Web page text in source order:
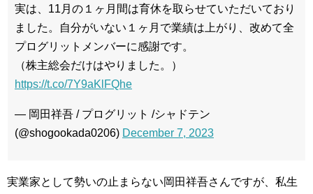
実は、11月の１ヶ月間は育休を取らせていただいており
ました。自分がいない１ヶ月で業績は上がり、改めて全
プログリットメンバーに感謝です。
（株主総会だけはやりました。）
https://t.co/7Y9aKlFQhe
— 岡田祥吾 / プログリット /シャドテン
(@shogookada0206) December 7, 2023
実業家として勢いの止まらない岡田祥吾さんですが、私生